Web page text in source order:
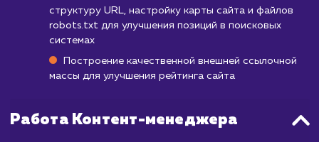
ключевых слов, улучшением качества
и строительством ссылок. Этот
и долгосрочные результаты. Имейте в виду,
можете увидеть некоторые